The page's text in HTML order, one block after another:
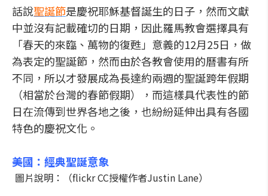
話說聖誕節是慶祝耶穌基督誕生的日子，然而文獻
中並沒有記載確切的日期，因此羅馬教會選擇具有
「春天的來臨、萬物的復甦」意義的12月25日，做
為表定的聖誕節，然而由於各教會使用的曆書有所
不同，所以才發展成為長達約兩週的聖誕跨年假期
（相當於台灣的春節假期），而這樣具代表性的節
日在流傳到世界各地之後，也紛紛延伸出具有各國
特色的慶祝文化。
美國：經典聖誕意象
圖片說明：（flickr CC授權作者Justin Lane）